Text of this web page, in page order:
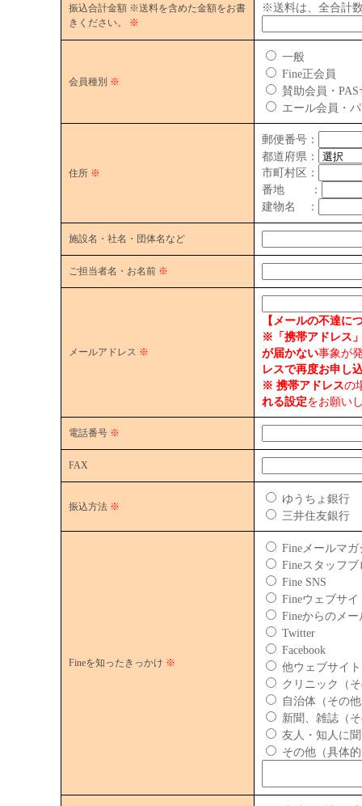
振込合計金額 ※送料を含めた金額をお書
きください。
※
※送料は、全合計
会員種別 ※
一般
Fine正会員
賛助会員・
エール会員・
住所 ※
郵便番号：
都道府県：
市町村区：
番地 ：
建物名 ：
施設名・社名・団体名など
ご担当者名・お名前 ※
メールアドレス ※
【メールの不達に
※「携帯アドレス
が届かない事象が
レスで再度お申し
※ 携帯アドレスの
れる設定をお願い
電話番号 ※
FAX
振込方法 ※
ゆうちょ銀行
三井住友銀行
Fineを知ったきっかけ ※
Fineメールマガ
Fineスタッフブ
Fine SNS
Fineウェブサイ
Fineからのメー
Twitter
Facebook
他ウェブサイ
クリニック（
自治体（その
新聞、雑誌（
友人・知人に
その他（具体